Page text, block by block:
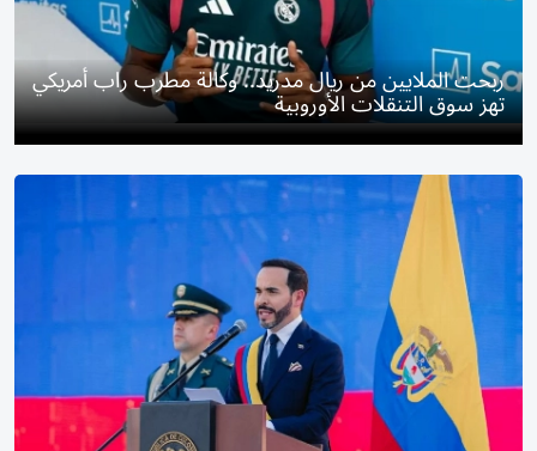
ربحت الملايين من ريال مدريد.. وكالة مطرب راب أمريكي
تهز سوق التنقلات الأوروبية